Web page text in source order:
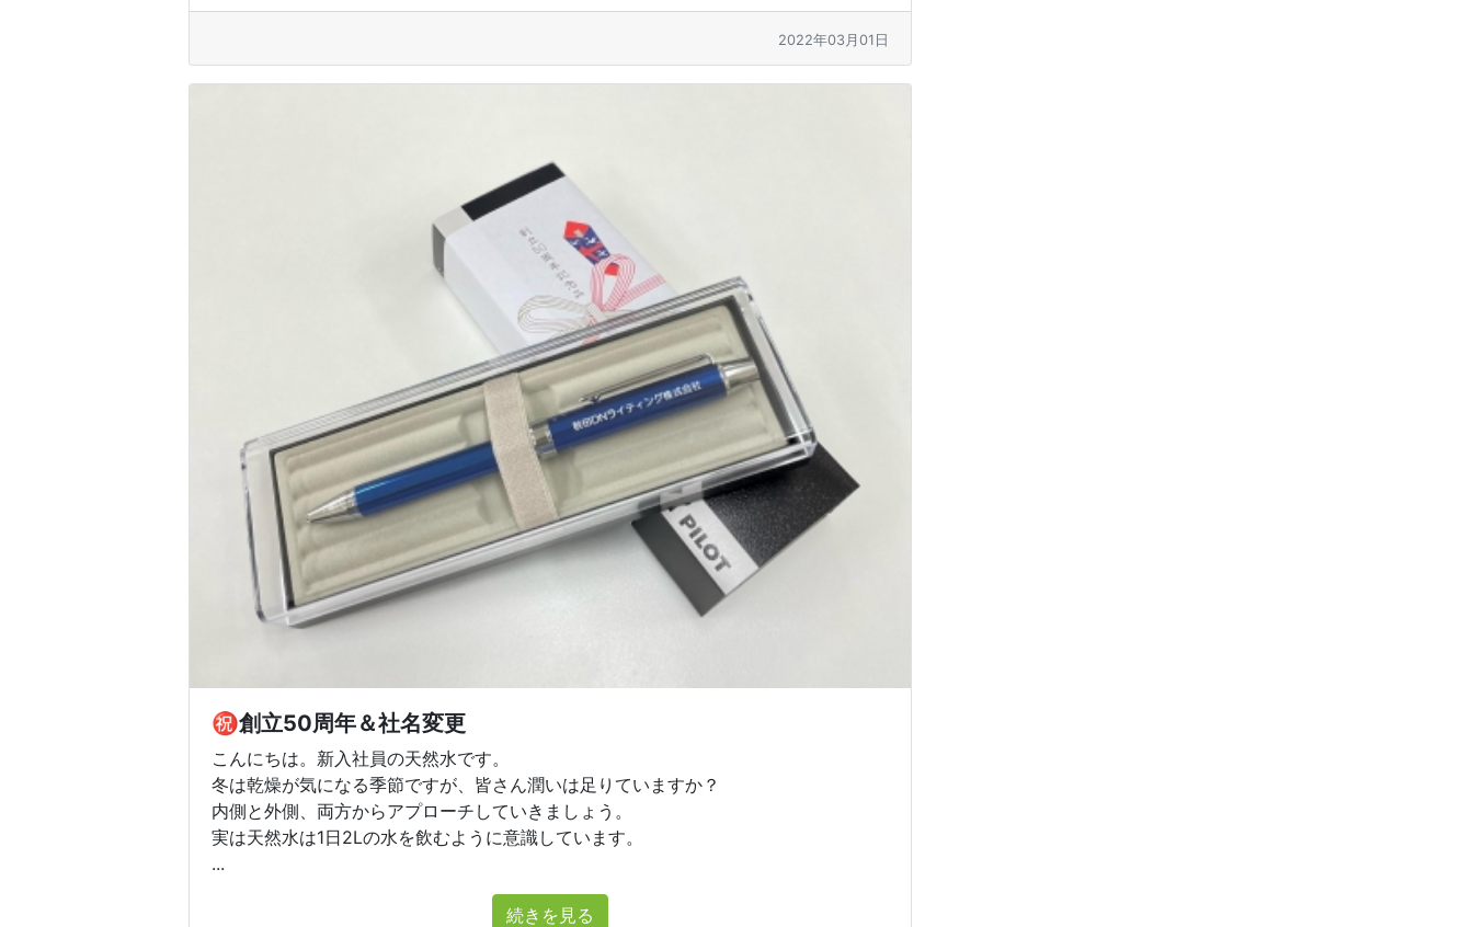
2022年03月01日
㊗創立50周年＆社名変更
こんにちは。新入社員の天然水です。
冬は乾燥が気になる季節ですが、皆さん潤いは足りていますか？
内側と外側、両方からアプローチしていきましょう。
実は天然水は1日2Lの水を飲むように意識しています。
...
続きを見る